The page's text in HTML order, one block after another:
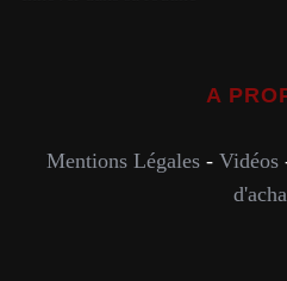
A
Mentions Légales- Vidéos